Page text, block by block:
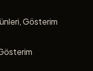
Gösterim